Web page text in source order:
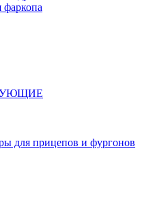
для прицепов и фургонов